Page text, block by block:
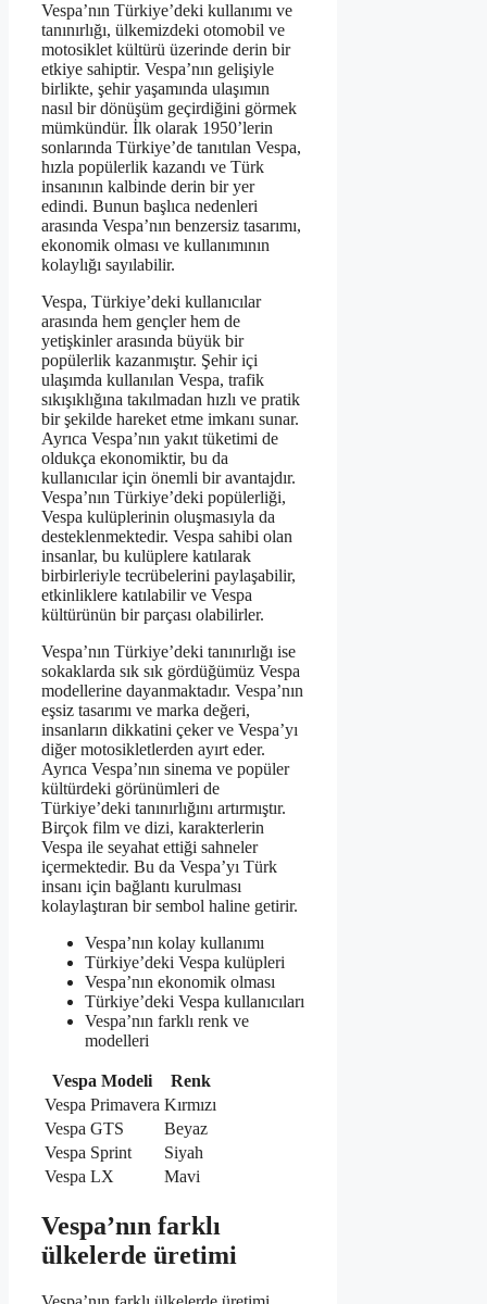
Vespa’nın Türkiye’deki kullanımı ve
tanınırlığı, ülkemizdeki otomobil ve
motosiklet kültürü üzerinde derin bir
etkiye sahiptir. Vespa’nın gelişiyle
birlikte, şehir yaşamında ulaşımın
nasıl bir dönüşüm geçirdiğini görmek
mümkündür. İlk olarak 1950’lerin
sonlarında Türkiye’de tanıtılan Vespa,
hızla popülerlik kazandı ve Türk
insanının kalbinde derin bir yer
edindi. Bunun başlıca nedenleri
arasında Vespa’nın benzersiz tasarımı,
ekonomik olması ve kullanımının
kolaylığı sayılabilir.
Vespa, Türkiye’deki kullanıcılar
arasında hem gençler hem de
yetişkinler arasında büyük bir
popülerlik kazanmıştır. Şehir içi
ulaşımda kullanılan Vespa, trafik
sıkışıklığına takılmadan hızlı ve pratik
bir şekilde hareket etme imkanı sunar.
Ayrıca Vespa’nın yakıt tüketimi de
oldukça ekonomiktir, bu da
kullanıcılar için önemli bir avantajdır.
Vespa’nın Türkiye’deki popülerliği,
Vespa kulüplerinin oluşmasıyla da
desteklenmektedir. Vespa sahibi olan
insanlar, bu kulüplere katılarak
birbirleriyle tecrübelerini paylaşabilir,
etkinliklere katılabilir ve Vespa
kültürünün bir parçası olabilirler.
Vespa’nın Türkiye’deki tanınırlığı ise
sokaklarda sık sık gördüğümüz Vespa
modellerine dayanmaktadır. Vespa’nın
eşsiz tasarımı ve marka değeri,
insanların dikkatini çeker ve Vespa’yı
diğer motosikletlerden ayırt eder.
Ayrıca Vespa’nın sinema ve popüler
kültürdeki görünümleri de
Türkiye’deki tanınırlığını artırmıştır.
Birçok film ve dizi, karakterlerin
Vespa ile seyahat ettiği sahneler
içermektedir. Bu da Vespa’yı Türk
insanı için bağlantı kurulması
kolaylaştıran bir sembol haline getirir.
Vespa’nın kolay kullanımı
Türkiye’deki Vespa kulüpleri
Vespa’nın ekonomik olması
Türkiye’deki Vespa kullanıcıları
Vespa’nın farklı renk ve
modelleri
Vespa Modeli
Renk
Vespa Primavera Kırmızı
Vespa GTS
Beyaz
Vespa Sprint
Siyah
Vespa LX
Mavi
Vespa’nın farklı
ülkelerde üretimi